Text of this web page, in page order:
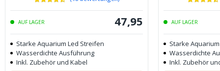
AUF LAGER 47,95
Starke Aquarium Led Streifen
Wasserdichte Ausführung
Inkl. Zubehör und Kabel
AUF LAGER
Starke
Wasserdichte
Inkl. Zubehör